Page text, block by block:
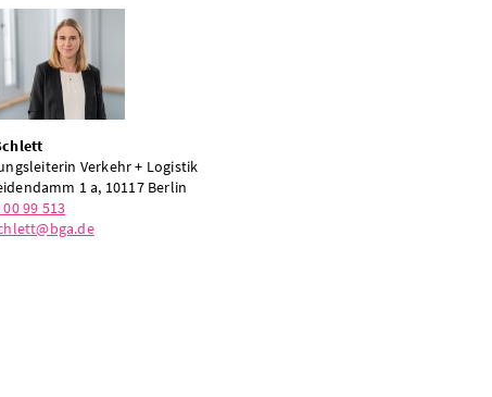
Verkehr + Logistik
1 a, 10117 Berlin
99 513